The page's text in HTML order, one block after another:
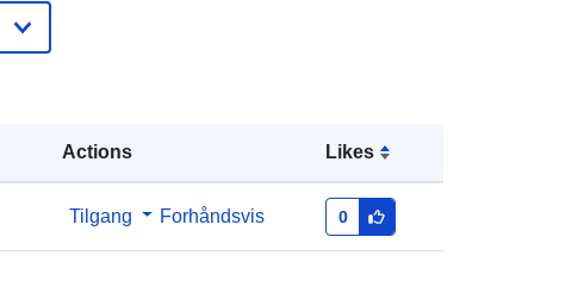
Actions Likes
Tilgang Forhåndsvis 0